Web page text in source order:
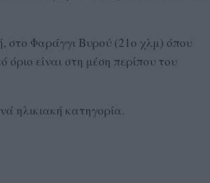
στο Φαράγγι Βυρού (21ο χλμ) όπου
όριο είναι στη μέση περίπου του
ηλικιακή κατηγορία.